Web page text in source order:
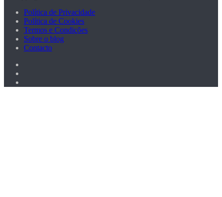
Política de Privacidade
Política de Cookies
Termos e Condições
Sobre o blog
Contacto